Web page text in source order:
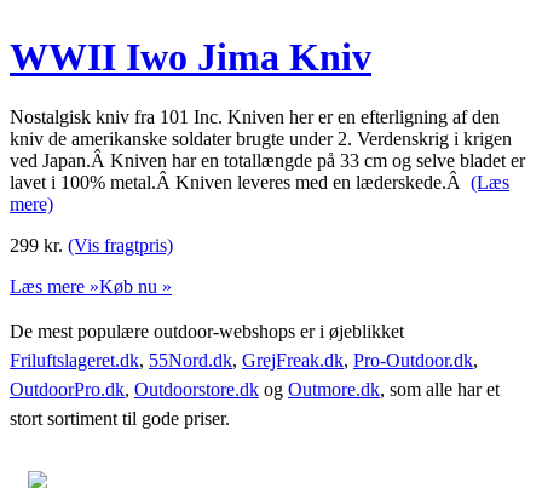
WWII Iwo Jima Kniv
Nostalgisk kniv fra 101 Inc. Kniven her er en efterligning af den
kniv de amerikanske soldater brugte under 2. Verdenskrig i krigen
ved Japan.Â Kniven har en totallængde på 33 cm og selve bladet er
lavet i 100% metal.Â Kniven leveres med en læderskede.Â (Læs
mere)
299 kr. (Vis fragtpris)
Læs mere »Køb nu »
De mest populære outdoor-webshops er i øjeblikket
Friluftslageret.dk, 55Nord.dk, GrejFreak.dk, Pro-Outdoor.dk,
OutdoorPro.dk, Outdoorstore.dk og Outmore.dk, som alle har et
stort sortiment til gode priser.